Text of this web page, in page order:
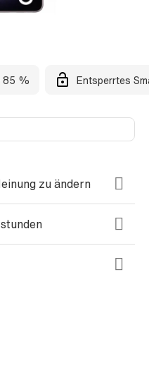
85 % Entsperrtes
zu ändern